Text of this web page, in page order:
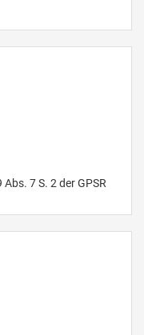
7 S. 2 der GPSR